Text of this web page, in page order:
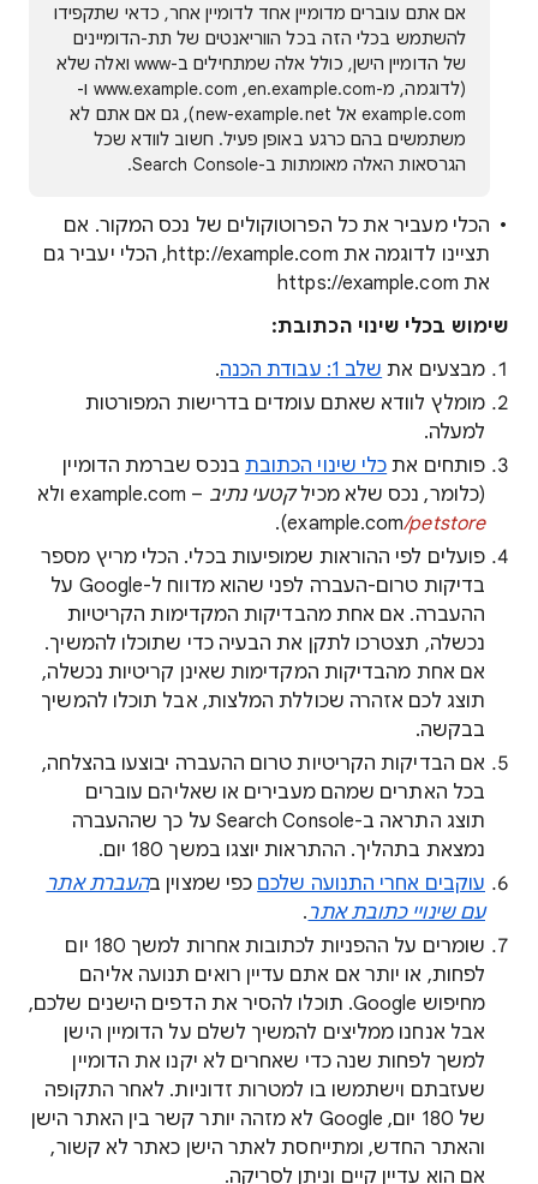
אם אתם עוברים מדומיין אחד לדומיין אחר, כדאי שתקפידו
להשתמש בכלי הזה בכל הווריאנטים של תת-הדומיינים
של הדומיין הישן, כולל אלה שמתחילים ב-www ואלה שלא
(לדוגמה, מ-en.example.com,‏ www.example.com ו-
example.com אל new-example.net), גם אם אתם לא
משתמשים בהם כרגע באופן פעיל. חשוב לוודא שכל
הגרסאות האלה מאומתות ב-Search Console.
הכלי מעביר את כל הפרוטוקולים של נכס המקור. אם
תציינו לדוגמה את http://example.com, הכלי יעביר גם
את https://example.com
שימוש בכלי שינוי הכתובת:
מבצעים את שלב 1: עבודת הכנה
.
מומלץ לוודא שאתם עומדים בדרישות המפורטות
למעלה.
פותחים את כלי שינוי הכתובת בנכס שברמת הדומיין
(כלומר, נכס שלא מכילקטעי נתיב
– example.com ולא
example.com/petstore
).
פועלים לפי ההוראות שמופיעות בכלי. הכלי מריץ מספר
בדיקות טרום-העברה לפני שהוא מדווח ל-Google על
ההעברה. אם אחת מהבדיקות המקדימות הקריטיות
נכשלה, תצטרכו לתקן את הבעיה כדי שתוכלו להמשיך.
אם אחת מהבדיקות המקדימות שאינן קריטיות נכשלה,
תוצג לכם אזהרה שכוללת המלצות, אבל תוכלו להמשיך
בבקשה.
אם הבדיקות הקריטיות טרום ההעברה יבוצעו בהצלחה,
בכל האתרים שמהם מעבירים או שאליהם עוברים
תוצג התראה ב-Search Console על כך שההעברה
נמצאת בתהליך. ההתראות יוצגו במשך 180 יום.
עוקבים אחרי התנועה שלכם כפי שמצוין בהעברת אתר
עם שינויי כתובת אתר .
שומרים על ההפניות לכתובות אחרות למשך 180 יום
לפחות, או יותר אם אתם עדיין רואים תנועה אליהם
מחיפוש Google. תוכלו להסיר את הדפים הישנים שלכם,
אבל אנחנו ממליצים להמשיך לשלם על הדומיין הישן
למשך לפחות שנה כדי שאחרים לא יקנו את הדומיין
שעזבתם וישתמשו בו למטרות זדוניות. לאחר התקופה
של 180 יום, Google לא מזהה יותר קשר בין האתר הישן
והאתר החדש, ומתייחסת לאתר הישן כאתר לא קשור,
אם הוא עדיין קיים וניתן לסריקה.